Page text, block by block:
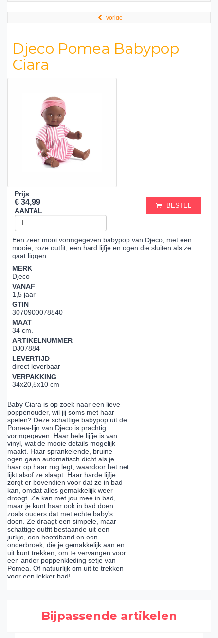
vorige
Djeco Pomea Babypop
Ciara
Prijs
€ 34,99
AANTAL
BESTEL
Een zeer mooi vormgegeven babypop van Djeco, met een
mooie, roze outfit, een hard lijfje en ogen die sluiten als ze
gaat liggen
MERK
Djeco
VANAF
1,5 jaar
GTIN
3070900078840
MAAT
34 cm.
ARTIKELNUMMER
DJ07884
LEVERTIJD
direct leverbaar
VERPAKKING
34x20,5x10 cm
Baby Ciara is op zoek naar een lieve
poppenouder, wil jij soms met haar
spelen? Deze schattige babypop uit de
Pomea-lijn van Djeco is prachtig
vormgegeven. Haar hele lijfje is van
vinyl, wat de mooie details mogelijk
maakt. Haar sprankelende, bruine
ogen gaan automatisch dicht als je
haar op haar rug legt, waardoor het net
lijkt alsof ze slaapt. Haar harde lijfje
zorgt er bovendien voor dat ze in bad
kan, omdat alles gemakkelijk weer
droogt. Ze kan met jou mee in bad,
maar je kunt haar ook in bad doen
zoals ouders dat met echte baby's
doen. Ze draagt een simpele, maar
schattige outfit bestaande uit een
jurkje, een hoofdband en een
onderbroek, die je gemakkelijk aan en
uit kunt trekken, om te vervangen voor
een ander poppenkleding setje van
Pomea. Of natuurlijk om uit te trekken
voor een lekker bad!
Bijpassende artikelen